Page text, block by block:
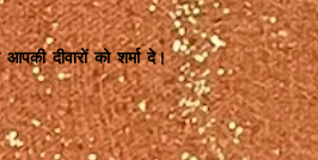
दीवारों को शर्मा दे।